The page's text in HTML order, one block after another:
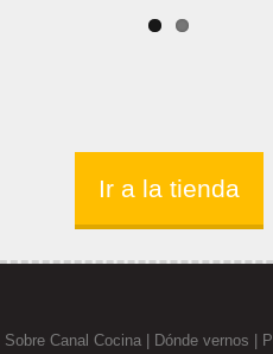
Ir a la tienda
Sobre Canal Cocina| Dónde vernos |